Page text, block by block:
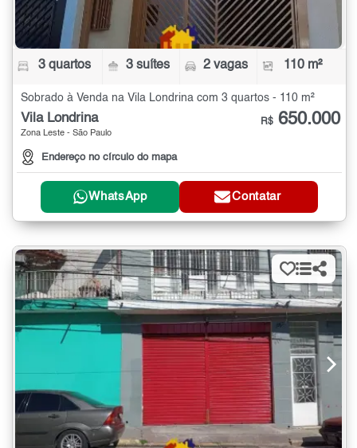
3 quartos 3 suítes 2 vagas 110 m²
Sobrado à Venda na Vila Londrina com 3 quartos - 110 m²
Vila Londrina
Zona Leste - São Paulo
Endereço no círculo do mapa
R$ 650.000
WhatsApp Contatar